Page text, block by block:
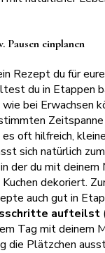
Pausen einplanen
Rezept du für
du in Etappen
wie bei Erwachsen
oft hilfreich,
sich natürlich
der du mit deinem
dekoriert.
auch gut in
aufteilst
Tag mit deinem
die Plätzchen